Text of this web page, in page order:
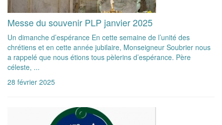
Messe du souvenir PLP janvier 2025
Un dimanche d’espérance En cette semaine de l’unité des
chrétiens et en cette année jubilaire, Monseigneur Soubrier nous
a rappelé que nous étions tous pèlerins d’espérance. Père
céleste, ...
28 février 2025